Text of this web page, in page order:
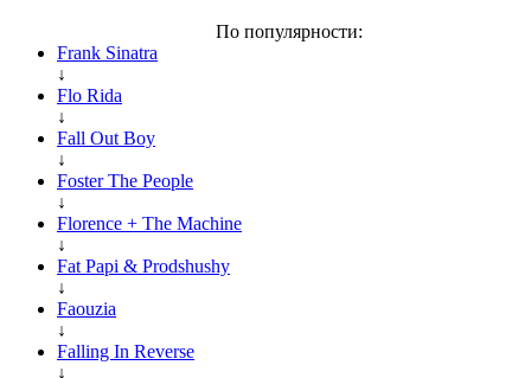
По популярности:
Frank Sinatra
↓
Flo Rida
↓
Fall Out Boy
↓
Foster The People
↓
Florence + The Machine
↓
Fat Papi & Prodshushy
↓
Faouzia
↓
Falling In Reverse
↓